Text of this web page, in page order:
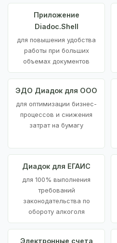
Приложение
Diadoc.Shell
для повышения удобства
работы при больших
объемах документов
ЭДО Диадок для ООО
для оптимизации бизнес-
процессов и снижения
затрат на бумагу
Диадок для ЕГАИС
для 100% выполнения
требований
законодательства по
обороту алкоголя
Электронные счета